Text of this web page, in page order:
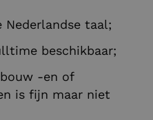
Nederlandse taal;
beschikbaar;
-en of
is fijn maar niet